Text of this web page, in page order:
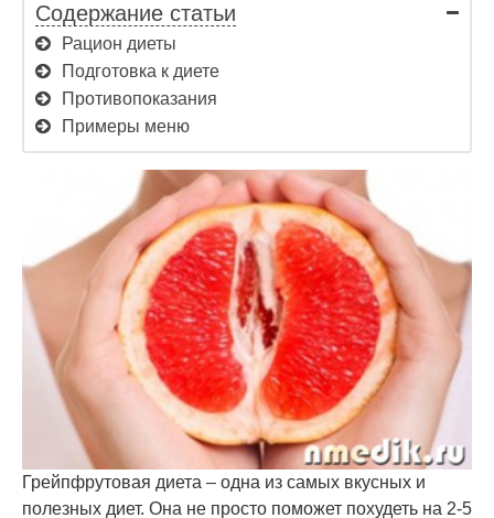
Содержание статьи
Рацион диеты
Подготовка к диете
Противопоказания
Примеры меню
Грейпфрутовая диета – одна из самых вкусных и
полезных диет. Она не просто поможет похудеть на 2-5